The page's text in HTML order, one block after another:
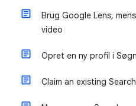
Brug Google Lens,
video
Opret en ny profil i
Claim an existing